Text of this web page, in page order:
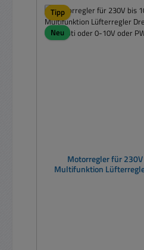
Tipp
Neu
Motorregler für
Multifunktion